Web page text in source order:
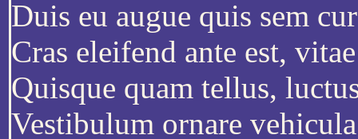
Duis eu augue quis sem
Cras eleifend ante est,
Quisque quam tellus,
Vestibulum ornare